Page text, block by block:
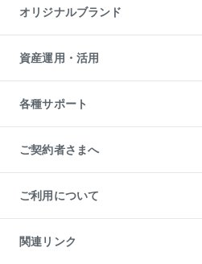
アパート経営
収益物件
ビル購入（ビル一棟）
投資用不動産の売却査定
事業用不動産の売却査定
マンションライブラリー
人気マンションランキング
暮らしに役立つ不動産メディア
不動産相場・不動産価格情報
不動産コラム・ニュース
不動産用語集
不動産なんでもネット相談室
住まいの税金
オリジナルブランド
一棟リノベーションマンション
L`GENTE（ルジェンテ）
区分リノベーションマンション
投資用一棟レジデンスWELL
不動産小口投資
LEGACIA（レガシア）
資産運用・活用
不動産M&A
アセットマネジメント・出資
各種サポート
相続サポート
リフォームサポート
ご契約者さまへ
ご紹介・再契約特典
入居者様専用-各種ご案内（賃貸）
東急こすもす会「こすもすWeb」
ご利用について
金融商品取引について
東急リバブル ソーシャルメディアポリシー
関連リンク